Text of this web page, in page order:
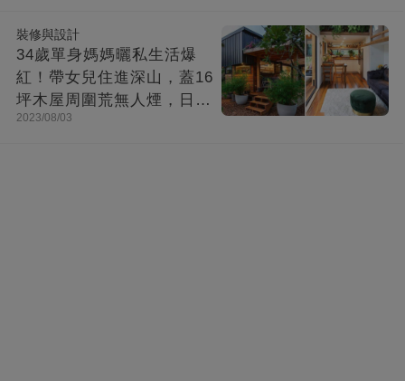
裝修與設計
34歲單身媽媽曬私生活爆
紅！帶女兒住進深山，蓋16
坪木屋周圍荒無人煙，日子
快活似神仙
2023/08/03